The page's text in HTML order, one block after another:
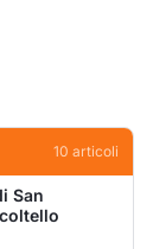
10 articoli
San